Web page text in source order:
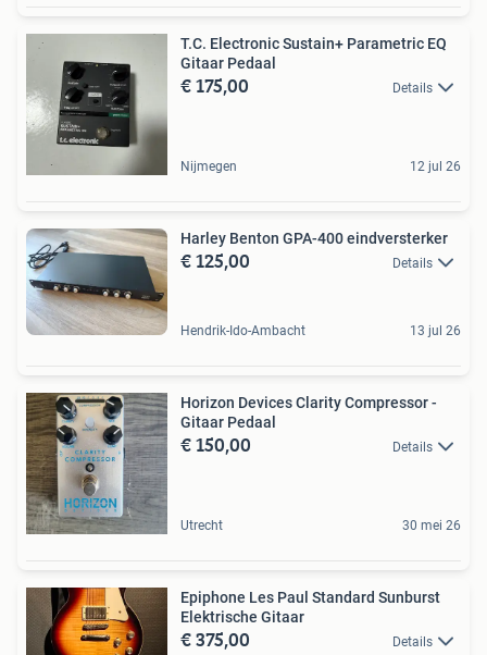
T.C. Electronic Sustain+ Parametric EQ
Gitaar Pedaal
€ 175,00 Details
Nijmegen 12 jul 26
Harley Benton GPA-400 eindversterker
€ 125,00 Details
Hendrik-Ido-Ambacht 13 jul 26
Horizon Devices Clarity Compressor -
Gitaar Pedaal
€ 150,00 Details
Utrecht 30 mei 26
Epiphone Les Paul Standard Sunburst
Elektrische Gitaar
€ 375,00 Details